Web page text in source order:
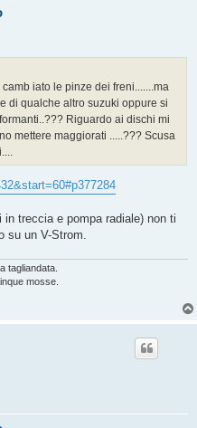
iato le pinze dei freni.......ma
di qualche altro suzuki oppure si
Riguardo ai dischi mi
mettere maggiorati .....??? Scusa
treccia e pompa radiale) non ti
su un V-Strom.
tagliandata.
mosse.